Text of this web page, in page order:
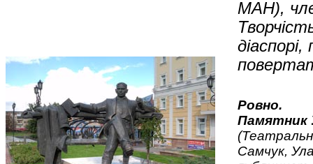
МАН),
Ровно.
Памятник
Самчук,